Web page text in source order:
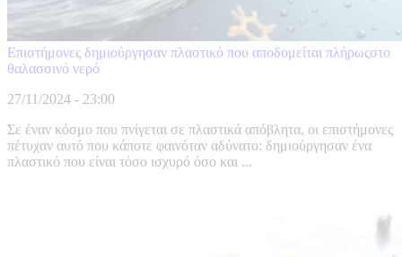
Επιστήμονες δημιούργησαν πλαστικό που αποδομείται πλήρωςστο
θαλασσινό νερό
27/11/2024 - 23:00
Σε έναν κόσμο που πνίγεται σε πλαστικά απόβλητα, οι επιστήμονες
πέτυχαν αυτό που κάποτε φαινόταν αδύνατο: δημιούργησαν ένα
πλαστικό που είναι τόσο ισχυρό όσο και ...